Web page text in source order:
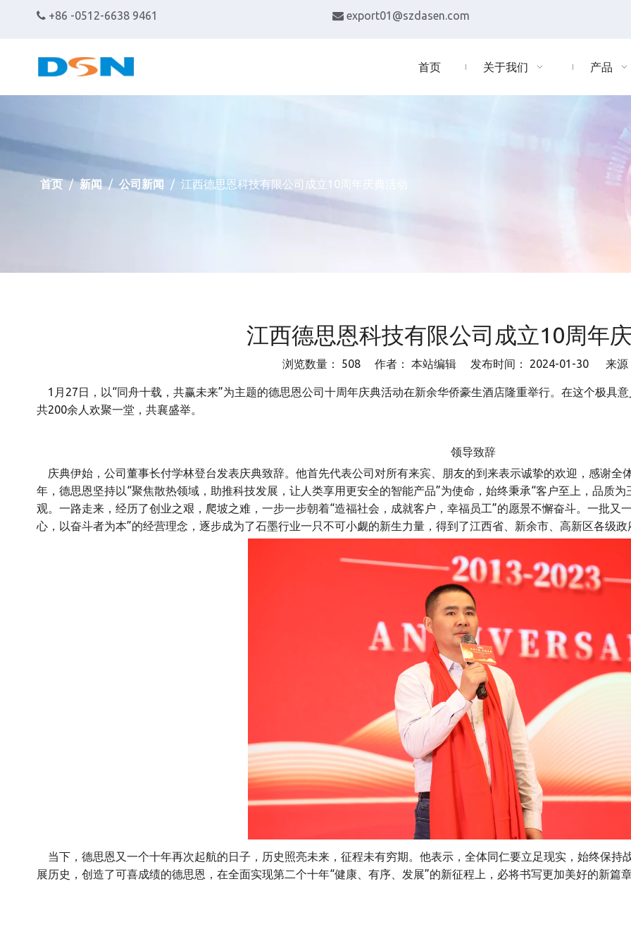
 +86 -0512-6638 9461  export01@szdasen.com
首页 关于我们 产品
首页 / 新闻 / 公司新闻 / 江西德思恩科技有限公司成立10周年庆典活动
江西德思恩科技有限公司成立10周年
浏览数量： 508作者： 本站编辑 发布时间： 2024-01-30 来源
["wechat","weibo","qzone","douban","email"]
1月27日，以“同舟十载，共赢未来”为主题的德思恩公司十周年庆典活动在新余华侨豪生酒店隆重举行。在这个极具
共200余人欢聚一堂，共襄盛举。
领导致辞
庆典伊始，公司董事长付学林登台发表庆典致辞。他首先代表公司对所有来宾、朋友的到来表示诚挚的欢迎，感谢全
年，德思恩坚持以“聚焦散热领域，助推科技发展，让人类享用更安全的智能产品”为使命，始终秉承“客户至上，品质
观。一路走来，经历了创业之艰，爬坡之难，一步一步朝着“造福社会，成就客户，幸福员工”的愿景不懈奋斗。一批又
心，以奋斗者为本”的经营理念，逐步成为了石墨行业一只不可小觑的新生力量，得到了江西省、新余市、高新区各级
当下，德思恩又一个十年再次起航的日子，历史照亮未来，征程未有穷期。他表示，全体同仁要立足现实，始终保持
展历史，创造了可喜成绩的德思恩，在全面实现第二个十年“健康、有序、发展”的新征程上，必将书写更加美好的新篇